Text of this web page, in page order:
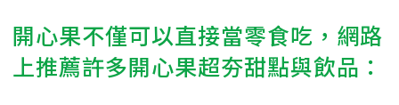
開心果不僅可以直接當零食吃，網路
上推薦許多開心果超夯甜點與飲品：